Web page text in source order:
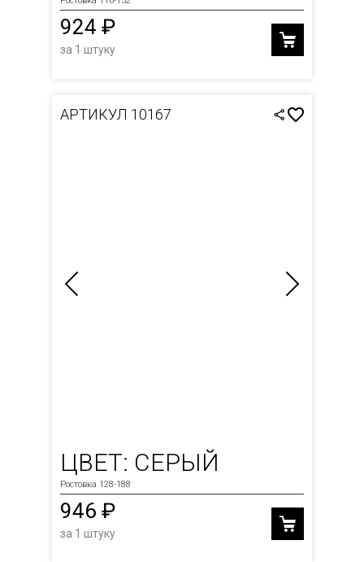
924 ₽
за 1 штуку
АРТИКУЛ 10167
ЦВЕТ: СЕРЫЙ
Ростовка 128-188
946 ₽
за 1 штуку